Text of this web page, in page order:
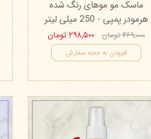
ماسک مو موهای رنگ شده
هرمودر پمپی - 250 میلی لیتر
۴۶۹,۰۰۰ تومان ۲۹۸,۵۰۰ تومان
افزودن به جعبه سفارش